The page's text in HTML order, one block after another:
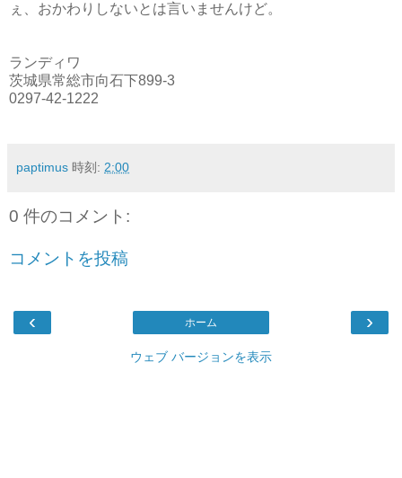
ぇ、おかわりしないとは言いませんけど。
ランディワ
茨城県常総市向石下899-3
0297-42-1222
paptimus 時刻: 2:00
0 件のコメント:
コメントを投稿
‹ ›
ホーム
ウェブ バージョンを表示